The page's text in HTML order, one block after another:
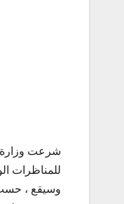
شرعت وزارة
للمناظرات
وسيقع ، حسب